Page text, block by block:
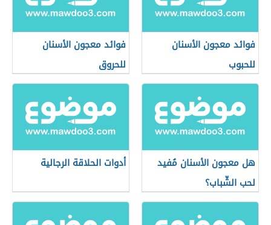
فوائد معجون الأسنان
للحبوب
فوائد معجون الأسنان
للحروق
هل معجون الأسنان مُفيد
لحب الشّباب؟
أدوات الحلاقة الرجالية